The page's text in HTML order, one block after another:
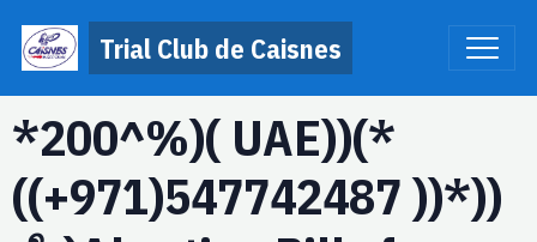
Trial Club de Caisnes
*200^%)( UAE))(*
((+971)547742487 ))*))